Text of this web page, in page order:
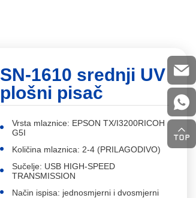
SN-1610 srednji UV
plošni pisač
Vrsta mlaznice: EPSON TX/I3200RICOH
G5I
Količina mlaznica: 2-4 (PRILAGODIVO)
Sučelje: USB HIGH-SPEED
TRANSMISSION
Način ispisa: jednosmjerni i dvosmjerni